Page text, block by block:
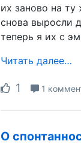
их заново на
снова выросли
теперь я их с
Читать далее…
1 1
О